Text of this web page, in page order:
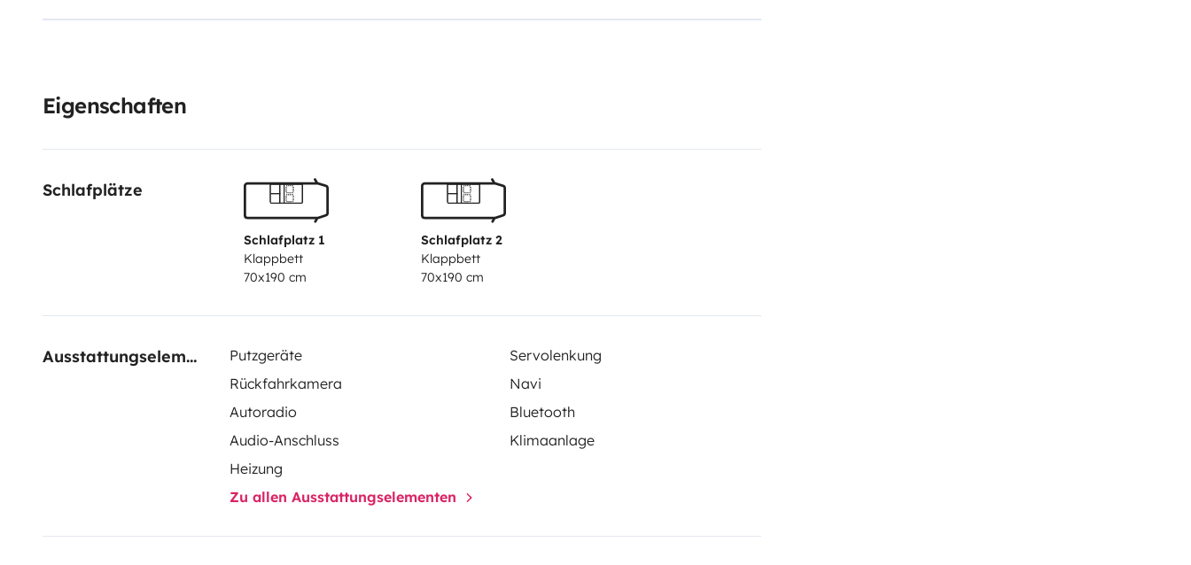
Eigenschaften
Schlafplätze
Schlafplatz 1
Klappbett
70x190 cm
Schlafplatz 2
Klappbett
70x190 cm
Ausstattungselemente Putzgeräte
Servolenkung
Rückfahrkamera
Navi
Autoradio
Bluetooth
Audio-Anschluss
Klimaanlage
Heizung
Zu allen Ausstattungselementen